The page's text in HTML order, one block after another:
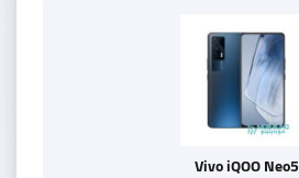
Vivo iQOO Neo5